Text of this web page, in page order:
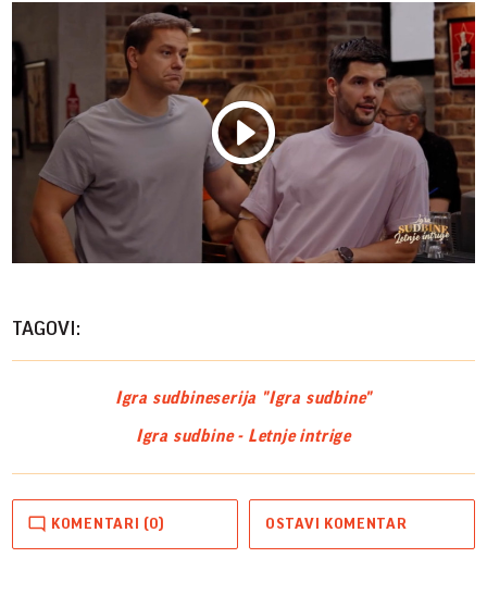
Play
TAGOVI:
Igra sudbineserija "Igra sudbine"
Igra sudbine - Letnje intrige
KOMENTARI (0) OSTAVI KOMENTAR